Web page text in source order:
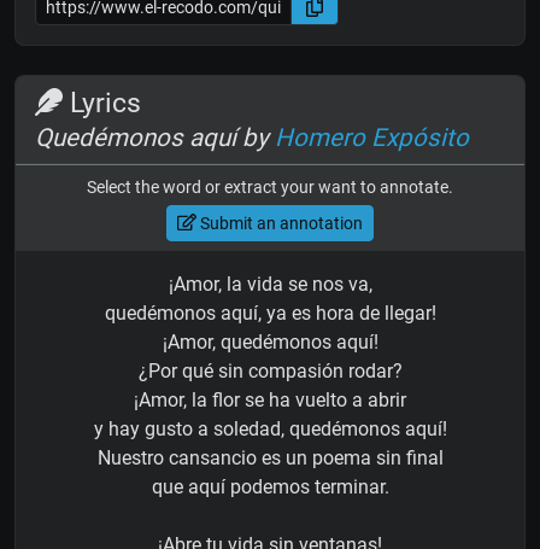
Lyrics
Quedémonos aquí byHomero Expósito
Select the word or extract your want to annotate.
Submit an annotation
¡Amor, la vida se nos va,
quedémonos aquí, ya es hora de llegar!
¡Amor, quedémonos aquí!
¿Por qué sin compasión rodar?
¡Amor, la flor se ha vuelto a abrir
y hay gusto a soledad, quedémonos aquí!
Nuestro cansancio es un poema sin final
que aquí podemos terminar.